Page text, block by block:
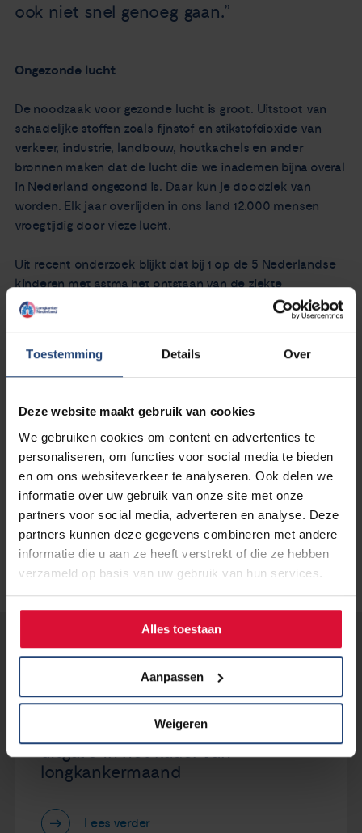
Toestemming Details Over
Deze website maakt gebruik van cookies
We gebruiken cookies om content en advertenties te
personaliseren, om functies voor social media te bieden
en om ons websiteverkeer te analyseren. Ook delen we
informatie over uw gebruik van onze site met onze
partners voor social media, adverteren en analyse. Deze
partners kunnen deze gegevens combineren met andere
informatie die u aan ze heeft verstrekt of die ze hebben
verzameld op basis van uw gebruik van hun services.
Alles toestaan
Aanpassen
Weigeren
ook niet snel genoeg gaan.”
Ongezonde lucht
De noodzaak voor gezonde lucht is groot. Uitstoot van
schadelijke stoffen zoals fijnstof en stikstofdioxide van
verkeer, industrie, landbouw, houtkachels en ander
bronnen maken dat de lucht die we inademen bijna overal
in Nederland ongezond is. Daar kun je doodziek van
worden. Elk jaar overlijden in ons land 12.000 mensen
vroegtijdig door vieze lucht.
Uit recent onderzoek blijkt dat bij 1 op de 5 Nederlandse
kinderen met astma het ontstaan van de ziekte
gerelateerd is aan stikstofdioxide. Luchtvervuiling
veroorzaakt en verergert longziekten als astma en COPD.
een lager geboortegewicht worden veroorzaakt door
luchtvervuiling.
Bron: Longfonds
Lees verder...
LONG Magazine - eenmalige
uitgave in het kader van
longkankermaand
Lees verder